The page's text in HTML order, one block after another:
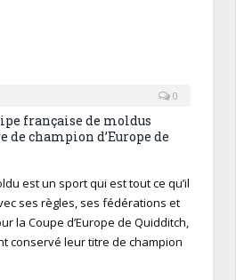
0
française de moldus
de champion d’Europe de
est un sport qui est tout ce qu’il
ses règles, ses fédérations et
la Coupe d’Europe de Quidditch,
conservé leur titre de champion